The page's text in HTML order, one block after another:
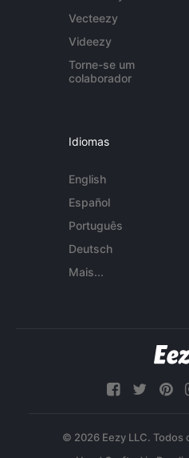
Vecteezy
Videezy
Torne-se um
colaborador
Idiomas
English
Español
Português
Deutsch
Mais...
© 2026 Eezy LLC. Todos